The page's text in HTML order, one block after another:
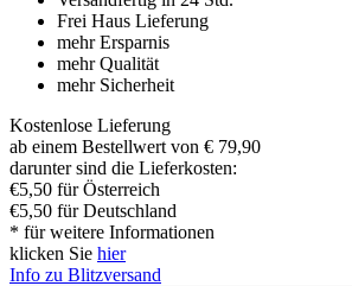
Frei Haus Lieferung
mehr Ersparnis
mehr Qualität
mehr Sicherheit
Kostenlose Lieferung
ab einem Bestellwert von € 79,90
darunter sind die Lieferkosten:
€5,50 für Österreich
€5,50 für Deutschland
* für weitere Informationen
klicken Sie hier
Info zu Blitzversand